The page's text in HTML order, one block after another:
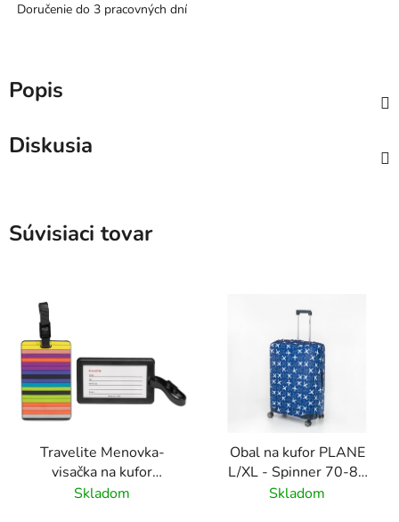
Doručenie do 3 pracovných dní
Popis
Diskusia
Súvisiaci tovar
Travelite Menovka-
visačka na kufor
Multicolor Stripes
Skladom
Obal na kufor PLANE
L/XL - Spinner 70-80
cm Modrá
Skladom